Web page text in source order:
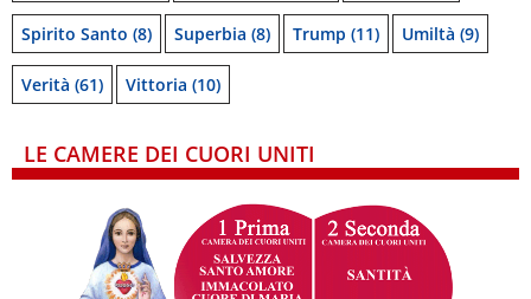
Spirito Santo (8) Superbia (8) Trump (11) Umiltà (9)
Verità (61) Vittoria (10)
LE CAMERE DEI CUORI UNITI